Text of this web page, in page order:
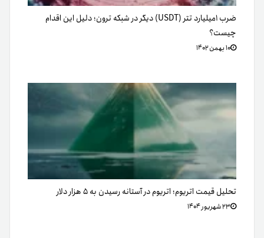
ضرب ۱میلیارد تتر (USDT) دیگر در شبکه ترون؛ دلیل این اقدام
چیست؟
۱۰ بهمن ۱۴۰۲
تحلیل قیمت اتریوم؛ اتریوم در آستانه رسیدن به ۵ هزار دلار
۲۳ شهریور ۱۴۰۴